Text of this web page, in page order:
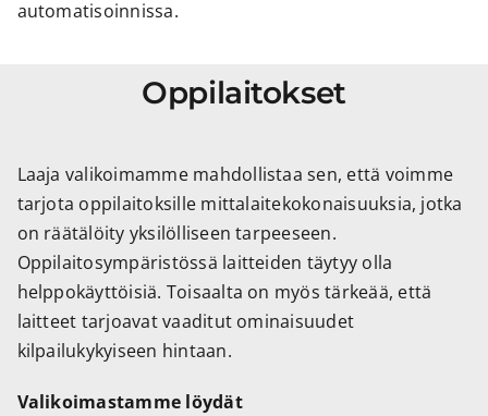
automatisoinnissa.
Oppilaitokset
Laaja valikoimamme mahdollistaa sen, että voimme
tarjota oppilaitoksille mittalaitekokonaisuuksia, jotka
on räätälöity yksilölliseen tarpeeseen.
Oppilaitosympäristössä laitteiden täytyy olla
helppokäyttöisiä. Toisaalta on myös tärkeää, että
laitteet tarjoavat vaaditut ominaisuudet
kilpailukykyiseen hintaan.
Valikoimastamme löydät